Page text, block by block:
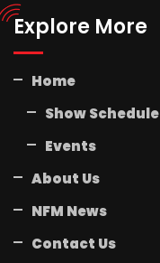
Explore More
Home
Show Schedule
Events
About Us
NFM News
Contact Us